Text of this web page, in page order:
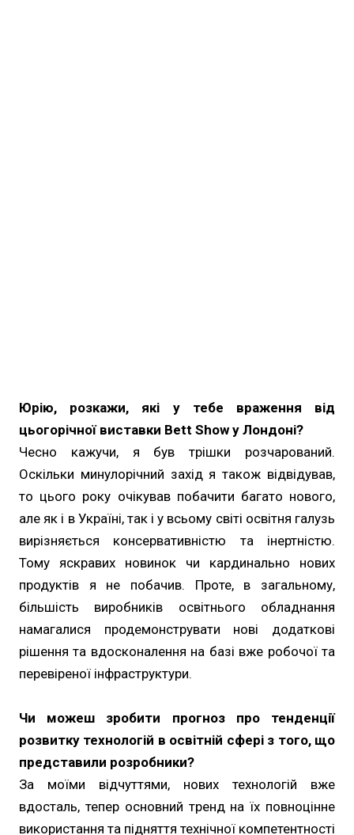
Юрію, розкажи, які у тебе враження від
цьогорічної виставки Bett Show у Лондоні?
Чесно кажучи, я був трішки розчарований.
Оскільки минулорічний захід я також відвідував,
то цього року очікував побачити багато нового,
але як і в Україні, так і у всьому світі освітня галузь
вирізняється консервативністю та інертністю.
Тому яскравих новинок чи кардинально нових
продуктів я не побачив. Проте, в загальному,
більшість виробників освітнього обладнання
намагалися продемонструвати нові додаткові
рішення та вдосконалення на базі вже робочої та
перевіреної інфраструктури.
Чи можеш зробити прогноз про тенденції
розвитку технологій в освітній сфері з того, що
представили розробники?
За моїми відчуттями, нових технологій вже
вдосталь, тепер основний тренд на їх повноцінне
використання та підняття технічної компетентності